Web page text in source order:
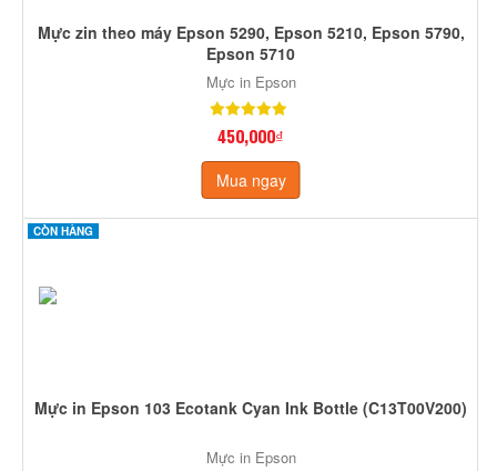
Mực zin theo máy Epson 5290, Epson 5210, Epson 5790,
Epson 5710
Mực in Epson
450,000₫
Mua ngay
CÒN HÀNG
Mực in Epson 103 Ecotank Cyan Ink Bottle (C13T00V200)
Mực in Epson